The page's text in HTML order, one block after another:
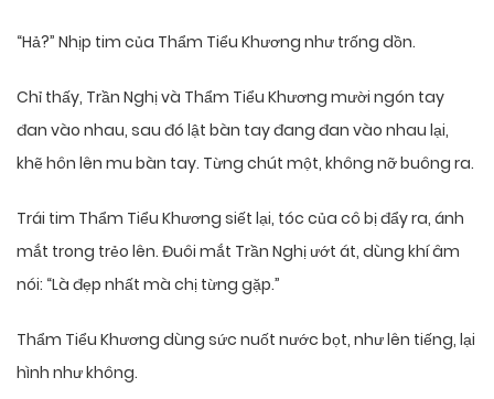
“Hả?” Nhịp tim của Thẩm Tiểu Khương như trống dồn.
Chỉ thấy, Trần Nghị và Thẩm Tiểu Khương mười ngón tay
đan vào nhau, sau đó lật bàn tay đang đan vào nhau lại,
khẽ hôn lên mu bàn tay. Từng chút một, không nỡ buông ra.
Trái tim Thẩm Tiểu Khương siết lại, tóc của cô bị đẩy ra, ánh
mắt trong trẻo lên. Đuôi mắt Trần Nghị ướt át, dùng khí âm
nói: “Là đẹp nhất mà chị từng gặp.”
Thẩm Tiểu Khương dùng sức nuốt nước bọt, như lên tiếng, lại
hình như không.